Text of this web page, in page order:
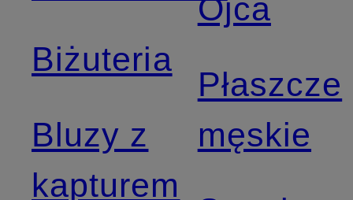
Biżuteria
Bluzy z
kapturem
Ojca
Płaszcze
męskie